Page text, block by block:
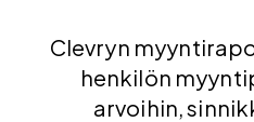
Clevryn
henkilön
arvoihin,